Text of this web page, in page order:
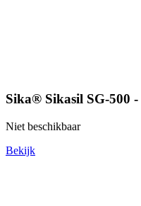
Sika® Sikasil SG-500
Niet beschikbaar
Bekijk